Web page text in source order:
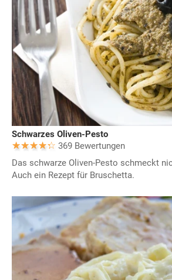
Schwarzes Oliven-Pesto
369 Bewertungen
Das schwarze Oliven-Pesto schmeckt
Auch ein Rezept für Bruschetta.